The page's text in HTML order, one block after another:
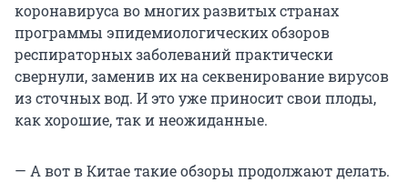
коронавируса во многих развитых странах
программы эпидемиологических обзоров
респираторных заболеваний практически
свернули, заменив их на секвенирование вирусов
из сточных вод. И это уже приносит свои плоды,
как хорошие, так и неожиданные.
— А вот в Китае такие обзоры продолжают делать.